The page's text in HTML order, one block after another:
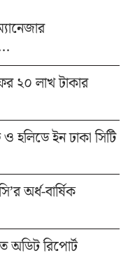
২০ লাখ টাকার
হলিডে ইন ঢাকা সিটি
অর্ধ-বার্ষিক
অডিট রিপোর্ট